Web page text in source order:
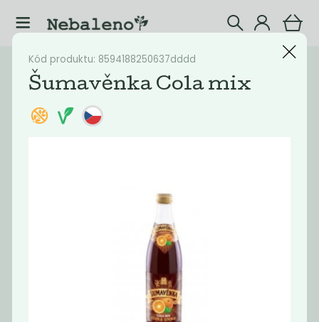
Katalog Nápoje
Filtrovat produkty
Kód produktu: 8594188250637dddd
Šumavěnka Cola mix